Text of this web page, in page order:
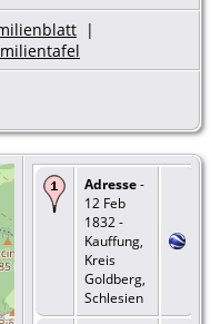
|
Adresse-
12 Feb
1832 -
Kauffung,
Kreis
Goldberg,
Schlesien